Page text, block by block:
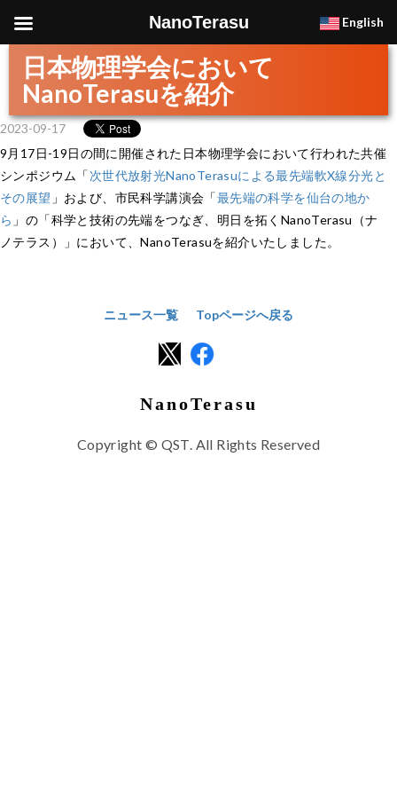
日本物理学会において
NanoTerasuを紹介
2023-09-17
9月17日-19日の間に開催された日本物理学会において行われた共催
シンポジウム「次世代放射光NanoTerasuによる最先端軟X線分光と
その展望 」および、市民科学講演会「最先端の科学を仙台の地か
ら 」の「科学と技術の先端をつなぎ、明日を拓くNanoTerasu（ナ
ノテラス）」において、NanoTerasuを紹介いたしました。
ニュース一覧 Topページへ戻る
NanoTerasu
Copyright © QST. All Rights Reserved
NanoTerasu English